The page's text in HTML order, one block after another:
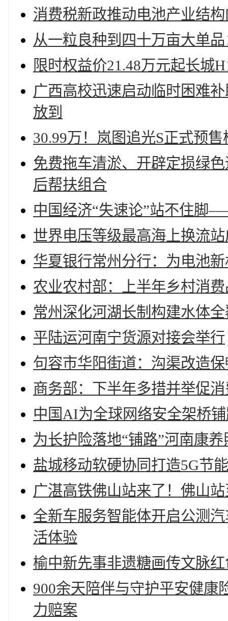
消费税新政推动电池产业结
从一粒良种到四十万亩大单
限时权益价21.48万元起长城
广西高校迅速启动临时困难
放到
30.99万！岚图追光S正式预
免费拖车清淤、开辟定损绿
后帮扶组合
中国经济“失速论”站不住脚
世界电压等级最高海上换流站
华夏银行常州分行：为电池
农业农村部：上半年乡村消
常州深化河湖长制构建水体
平陆运河南宁货源对接会举行
句容市华阳街道：沟渠改造
商务部：下半年多措并举促
中国AI为全球网络安全架桥
为长护险落地“铺路”河南康
盐城移动软硬协同打造5G节
广湛高铁佛山站来了！佛山
全新车服务智能体开启公测
活体验
榆中新先事非遗糖画传文脉
900余天陪伴与守护平安健康
力赔案